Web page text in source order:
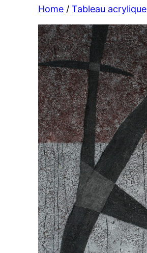
Home /Tableau acrylique